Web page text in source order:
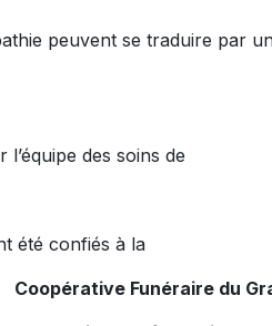
peuvent se traduire par
des soins de
été confiés à la
Coopérative Funéraire du